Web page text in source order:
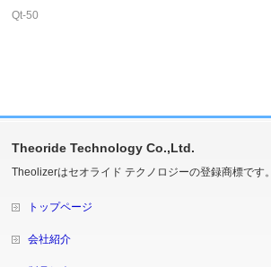
Qt-50
Theoride Technology Co.,Ltd.
Theolizerはセオライド テクノロジーの登録商標です。
トップページ
会社紹介